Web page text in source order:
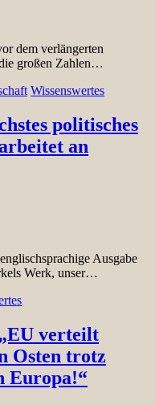
dem verlängerten
großen Zahlen…
Wissenswertes
politisches
an
Ausgabe
Werk, unser…
verteilt
Osten trotz
Europa!“